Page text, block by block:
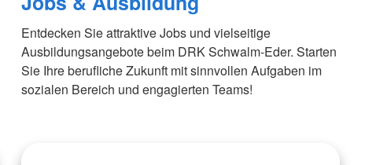
Entdecken Sie attraktive Jobs und vielseitige
Ausbildungsangebote beim DRK Schwalm-Eder. Starten
Sie Ihre berufliche Zukunft mit sinnvollen Aufgaben im
sozialen Bereich und engagierten Teams!